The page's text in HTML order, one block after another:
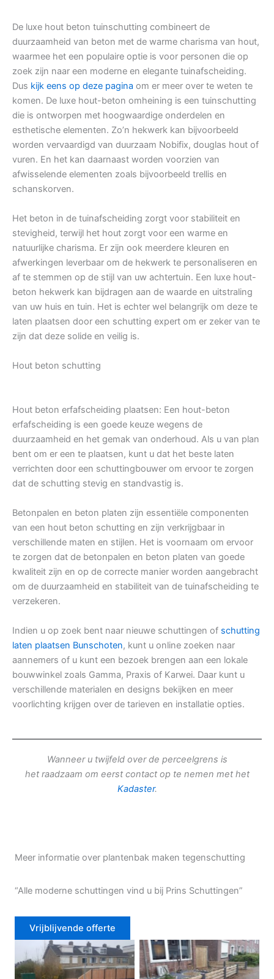
De luxe hout beton tuinschutting combineert de
duurzaamheid van beton met de warme charisma van hout,
waarmee het een populaire optie is voor personen die op
zoek zijn naar een moderne en elegante tuinafscheiding.
Dus kijk eens op deze pagina om er meer over te weten te
komen. De luxe hout-beton omheining is een tuinschutting
die is ontworpen met hoogwaardige onderdelen en
esthetische elementen. Zo’n hekwerk kan bijvoorbeeld
worden vervaardigd van duurzaam Nobifix, douglas hout of
vuren. En het kan daarnaast worden voorzien van
afwisselende elementen zoals bijvoorbeeld trellis en
schanskorven.
Het beton in de tuinafscheiding zorgt voor stabiliteit en
stevigheid, terwijl het hout zorgt voor een warme en
natuurlijke charisma. Er zijn ook meerdere kleuren en
afwerkingen leverbaar om de hekwerk te personaliseren en
af te stemmen op de stijl van uw achtertuin. Een luxe hout-
beton hekwerk kan bijdragen aan de waarde en uitstraling
van uw huis en tuin. Het is echter wel belangrijk om deze te
laten plaatsen door een schutting expert om er zeker van te
zijn dat deze solide en veilig is.
Hout beton schutting
Hout beton erfafscheiding plaatsen: Een hout-beton
erfafscheiding is een goede keuze wegens de
duurzaamheid en het gemak van onderhoud. Als u van plan
bent om er een te plaatsen, kunt u dat het beste laten
verrichten door een schuttingbouwer om ervoor te zorgen
dat de schutting stevig en standvastig is.
Betonpalen en beton platen zijn essentiële componenten
van een hout beton schutting en zijn verkrijgbaar in
verschillende maten en stijlen. Het is voornaam om ervoor
te zorgen dat de betonpalen en beton platen van goede
kwaliteit zijn en op de correcte manier worden aangebracht
om de duurzaamheid en stabiliteit van de tuinafscheiding te
verzekeren.
Indien u op zoek bent naar nieuwe schuttingen of schutting
laten plaatsen Bunschoten, kunt u online zoeken naar
aannemers of u kunt een bezoek brengen aan een lokale
bouwwinkel zoals Gamma, Praxis of Karwei. Daar kunt u
verschillende materialen en designs bekijken en meer
voorlichting krijgen over de tarieven en installatie opties.
Wanneer u twijfeld over de perceelgrens is
het raadzaam om eerst contact op te nemen met het
Kadaster.
Meer informatie over plantenbak maken tegenschutting
“Alle moderne schuttingen vind u bij Prins Schuttingen”
Vrijblijvende offerte
Douglas schutting Tuinhek voortuin